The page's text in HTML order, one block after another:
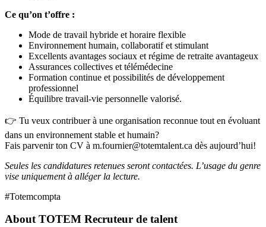
Ce qu’on t’offre :
Mode de travail hybride et horaire flexible
Environnement humain, collaboratif et stimulant
Excellents avantages sociaux et régime de retraite avantageux
Assurances collectives et télémédecine
Formation continue et possibilités de développement
professionnel
Équilibre travail-vie personnelle valorisé.
👉 Tu veux contribuer à une organisation reconnue tout en évoluant
dans un environnement stable et humain?
Fais parvenir ton CV à m.fournier@totemtalent.ca dès aujourd’hui!
Seules les candidatures retenues seront contactées. L’usage du genre
vise uniquement à alléger la lecture.
#Totemcompta
About TOTEM Recruteur de talent